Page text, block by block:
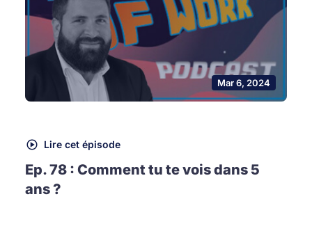
Mar 6, 2024
Lire cet épisode
Ep. 78 : Comment tu te vois dans 5
ans ?